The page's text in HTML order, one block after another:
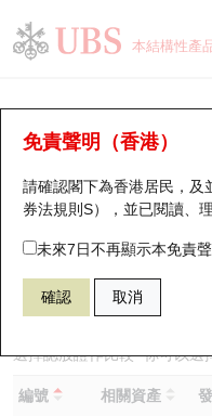
本結構性產
免責聲明（香港）
請確認閣下為香港居民，及
券法規則S），並已閱讀、
未來7日不再顯示本免責聲
確認 取消
認股證分析儀
表現 街貨統計 比較
14065 瑞銀認購
選擇認股證作比較*你可以選
編號 相關資產
瑞銀認股證一覽
新發行瑞銀認股證
即將到期認股證
認股證到期結算價查詢
認股證分析儀
認股證速算機
街貨統計
比較
牛熊全景快搜
牛熊證搜尋
牛熊證街貨分佈圖
正股牛熊證列表
新發行瑞銀牛熊證
已收回牛熊證剩餘價值
街貨統計
比較
十大升幅/跌幅
十大認股證成交分佈
十天股證佔大市成交
資金流
街貨統計
三十大平均引伸波幅
正股分析儀
二十大活躍股份
恒指成份股
國指成份股
科指成份股
相關資產沽空
持股比重
顯示所有持股比重
每月輪證大市專題
輪證專欄
講座及教育短片
認股證投資者教育
牛熊證投資者教育
認股證牛熊證常問問題